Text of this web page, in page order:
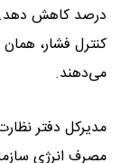
درصد کاهش دهد.
کنترل فشار، همان
می‌دهند.
مدیرکل دفتر
مصرف انرژی